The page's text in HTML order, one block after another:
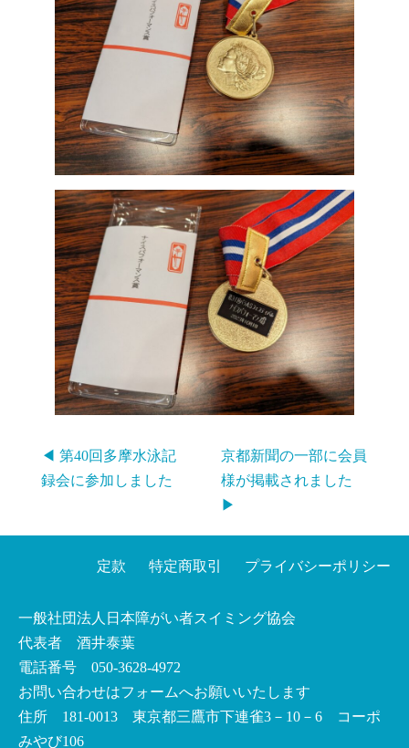
◀ 第40回多摩水泳記
録会に参加しました
京都新聞の一部に会員
様が掲載されました
▶
一般社団法人日本障がい者スイミング協会
代表者 酒井泰葉
電話番号 050-3628-4972
お問い合わせはフォームへお願いいたします
住所 181-0013 東京都三鷹市下連雀3－10－6 コーポ
みやび106
定款 特定商取引 プライバシーポリシー